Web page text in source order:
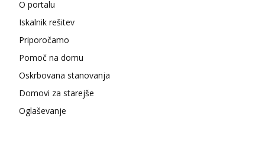
O portalu
Iskalnik rešitev
Priporočamo
Pomoč na domu
Oskrbovana stanovanja
Domovi za starejše
Oglaševanje